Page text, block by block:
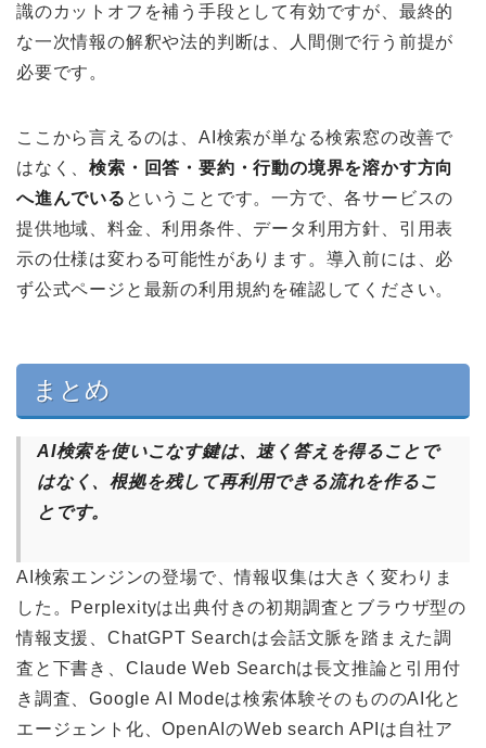
識のカットオフを補う手段として有効ですが、最終的
な一次情報の解釈や法的判断は、人間側で行う前提が
必要です。
ここから言えるのは、AI検索が単なる検索窓の改善で
はなく、検索・回答・要約・行動の境界を溶かす方向
へ進んでいる ということです。一方で、各サービスの
提供地域、料金、利用条件、データ利用方針、引用表
示の仕様は変わる可能性があります。導入前には、必
ず公式ページと最新の利用規約を確認してください。
まとめ
AI検索を使いこなす鍵は、速く答えを得ることで
はなく、根拠を残して再利用できる流れを作るこ
とです。
AI検索エンジンの登場で、情報収集は大きく変わりま
した。Perplexityは出典付きの初期調査とブラウザ型の
情報支援、ChatGPT Searchは会話文脈を踏まえた調
査と下書き、Claude Web Searchは長文推論と引用付
き調査、Google AI Modeは検索体験そのもののAI化と
エージェント化、OpenAIのWeb search APIは自社ア